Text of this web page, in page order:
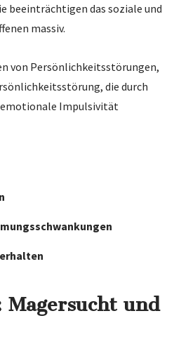
beeinträchtigen das soziale und
massiv.
von Persönlichkeitsstörungen,
die durch
Impulsivität
Magersucht und